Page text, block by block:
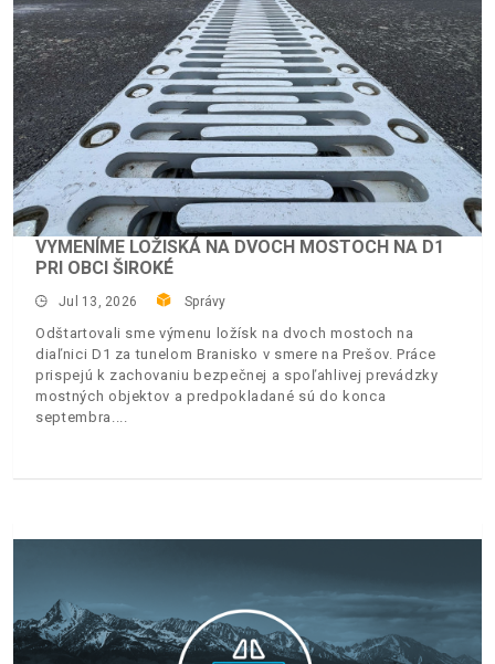
VYMENÍME LOŽISKÁ NA DVOCH MOSTOCH NA D1
PRI OBCI ŠIROKÉ
Jul 13, 2026 Správy
Odštartovali sme výmenu ložísk na dvoch mostoch na
diaľnici D1 za tunelom Branisko v smere na Prešov. Práce
prispejú k zachovaniu bezpečnej a spoľahlivej prevádzky
mostných objektov a predpokladané sú do konca
septembra.